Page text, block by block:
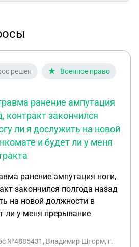
решен Военное право
ранение ампутация
контракт закончился
ли я дослужить на новой
и будет ли у меня
ранение ампутация ноги,
закончился полгода назад
на новой должности в
ли у меня прерывание
№4885431, Владимир Шторм, г.